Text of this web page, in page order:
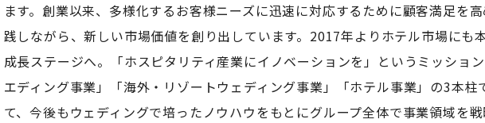
ます。創業以来、多様化するお客様ニーズに迅速に対応するために顧客満足を
践しながら、新しい市場価値を創り出しています。2017年よりホテル市場にも
成長ステージへ。「ホスピタリティ産業にイノベーションを」というミッショ
エディング事業」「海外・リゾートウェディング事業」「ホテル事業」の3本柱
て、今後もウェディングで培ったノウハウをもとにグループ全体で事業領域を